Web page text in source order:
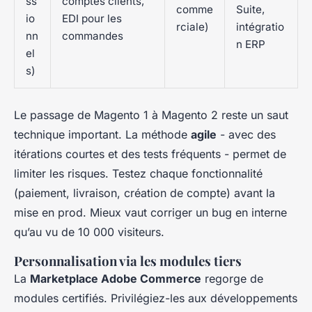
io
nn
el
s)
EDI pour les
commandes
comme
rciale)
Suite,
intégratio
n ERP
Le passage de Magento 1 à Magento 2 reste un saut
technique important. La méthode agile - avec des
itérations courtes et des tests fréquents - permet de
limiter les risques. Testez chaque fonctionnalité
(paiement, livraison, création de compte) avant la
mise en prod. Mieux vaut corriger un bug en interne
qu’au vu de 10 000 visiteurs.
Personnalisation via les modules tiers
La Marketplace Adobe Commerce regorge de
modules certifiés. Privilégiez-les aux développements